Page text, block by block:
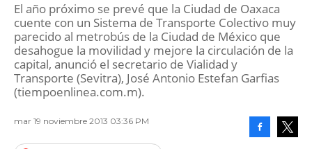
El año próximo se prevé que la Ciudad de Oaxaca
cuente con un Sistema de Transporte Colectivo muy
parecido al metrobús de la Ciudad de México que
desahogue la movilidad y mejore la circulación de la
capital, anunció el secretario de Vialidad y
Transporte (Sevitra), José Antonio Estefan Garfias
(tiempoenlinea.com.m).
mar 19 noviembre 2013 03:36 PM